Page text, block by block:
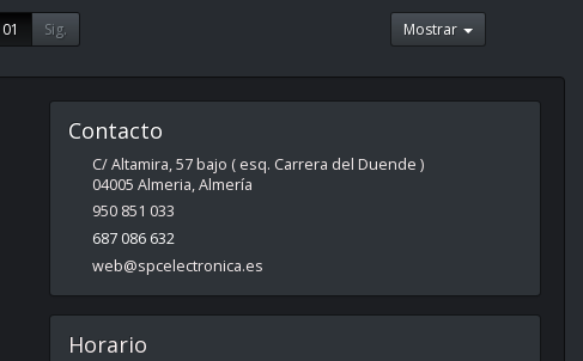
01 Sig. Mostrar
Contacto
C/ Altamira, 57 bajo ( esq. Carrera del Duende )
04005 Almeria,Almería
950 851 033
687 086 632
web@spcelectronica.es
Horario